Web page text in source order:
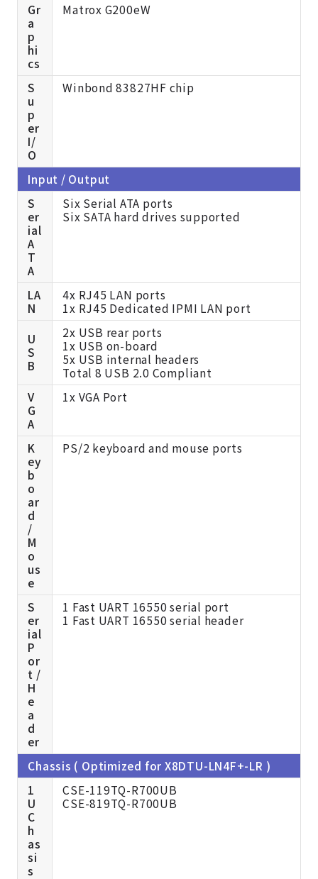
Gr
a
p
hi
cs
Matrox G200eW
S
u
p
er
I/
O
Winbond 83827HF chip
Input / Output
S
er
ial
A
T
A
Six Serial ATA ports
Six SATA hard drives supported
LA
N
4x RJ45 LAN ports
1x RJ45 Dedicated IPMI LAN port
U
S
B
2x USB rear ports
1x USB on-board
5x USB internal headers
Total 8 USB 2.0 Compliant
V
G
A
1x VGA Port
K
ey
b
o
ar
d
/
M
o
us
e
PS/2 keyboard and mouse ports
S
er
ial
P
or
t /
H
e
a
d
er
1 Fast UART 16550 serial port
1 Fast UART 16550 serial header
Chassis ( Optimized for X8DTU-LN4F+-LR )
1
U
C
h
as
si
s
CSE-119TQ-R700UB
CSE-819TQ-R700UB